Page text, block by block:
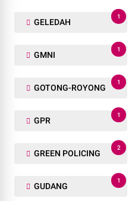
GELEDAH
1
GMNI
1
GOTONG-ROYONG
1
GPR
1
GREEN POLICING
2
GUDANG
1